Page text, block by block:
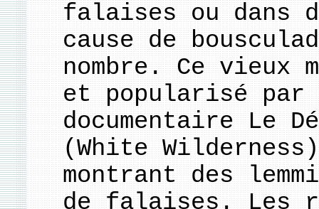
falaises ou dans
cause de
nombre. Ce vieux
et popularisé
documentaire Le
(White
montrant des
de falaises. Les